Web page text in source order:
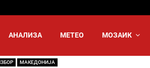
АНАЛИЗА МЕТЕО МОЗАИК
МАКЕДОНИЈА